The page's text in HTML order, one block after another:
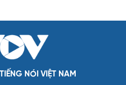
Bắc Ninh
bất bại khi gặp ĐT Malaysia